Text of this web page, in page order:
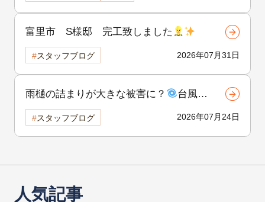
富里市 S様邸 完工致しました
2026年07月31日
スタッフブログ
雨樋の詰まりが大きな被害に？
台風前
にできる雨樋の点検と対策！②
2026年07月24日
スタッフブログ
人気記事